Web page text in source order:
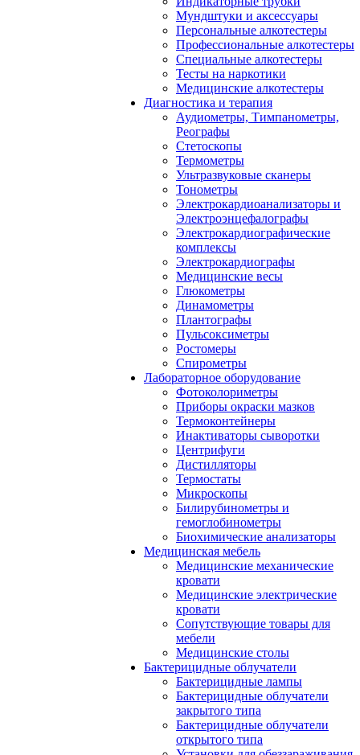
Мундштуки и аксессуары
Персональные алкотестеры
Профессиональные алкотестеры
Специальные алкотестеры
Тесты на наркотики
Медицинские алкотестеры
Диагностика и терапия
Аудиометры, Тимпанометры,
Реографы
Стетоскопы
Термометры
Ультразвуковые сканеры
Тонометры
Электрокардиоанализаторы и
Электроэнцефалографы
Электрокардиографические
комплексы
Электрокардиографы
Медицинские весы
Глюкометры
Динамометры
Плантографы
Пульсоксиметры
Ростомеры
Спирометры
Лабораторное оборудование
Фотоколориметры
Приборы окраски мазков
Термоконтейнеры
Инактиваторы сыворотки
Центрифуги
Дистилляторы
Термостаты
Микроскопы
Билирубинометры и
гемоглобинометры
Биохимические анализаторы
Медицинская мебель
Медицинские механические
кровати
Медицинские электрические
кровати
Сопутствующие товары для
мебели
Медицинские столы
Бактерицидные облучатели
Бактерицидные лампы
Бактерицидные облучатели
закрытого типа
Бактерицидные облучатели
открытого типа